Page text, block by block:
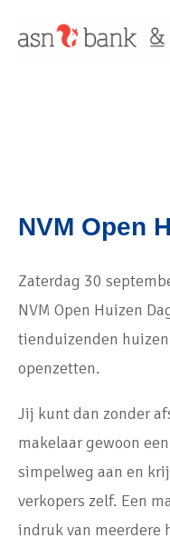
NVM Open
Zaterdag 30
NVM Open Huizen
tienduizenden
openzetten.
Jij kunt dan zonder
makelaar gewoon
simpelweg aan en
verkopers zelf. Een
indruk van meerdere